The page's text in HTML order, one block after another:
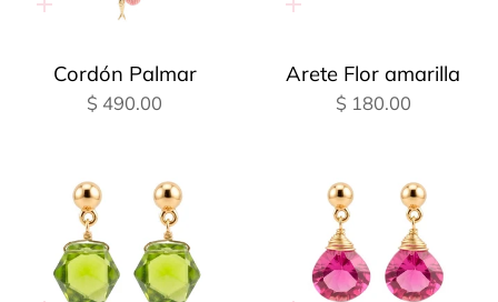
Adición
Cordón Palmar
$ 490.00
Adición
Arete Flor amarilla
$ 180.00